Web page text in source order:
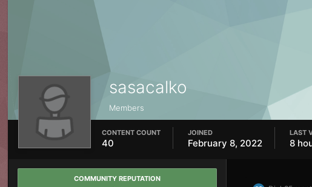
sasacalko
Members
CONTENT COUNT
40
JOINED
February 8, 2022
LAST
8
COMMUNITY REPUTATION